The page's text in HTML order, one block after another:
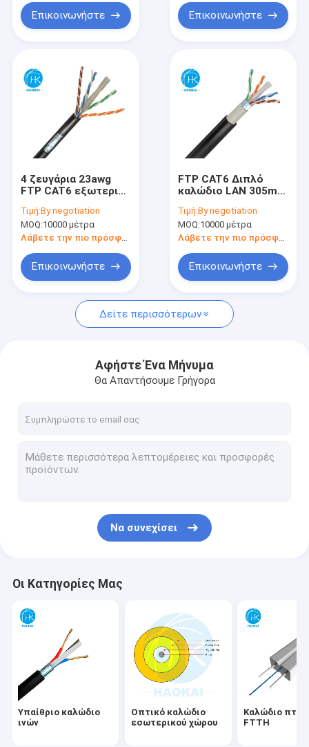
Προϊόντα
Σχετικά με εμάς
επαφή
Ζητήστε ένα απόσπασμα
Υπαίθριο καλώδιο ινών
Καλώδιο πτώσης FTTH
Διάταξη 1
Διάταξη οπτικών ινών
Τελικό κιβώτιο
Γρήγορος συνδετήρας ινών
Επικοινωνήστε Επικοινωνήστε
4 ζευγάρια 23awg
FTP CAT6 εξωτερικό
με ζελέ ή με ζελέ
Τιμή:By negotiation
MOQ:10000 μέτρα
Λάβετε την πιο πρόσφατη τιμή
Επικοινωνήστε
FTP CAT6 Διπλό
καλώδιο LAN 305m
Ethernet
Τιμή:By negotiation
MOQ:10000 μέτρα
Λάβετε την πιο πρόσφατη τιμή
Επικοινωνήστε
Δείτε περισσότερων
Αφήστε Ένα Μήνυμα
Θα Απαντήσουμε Γρήγορα
Να συνεχίσει
Οι Κατηγορίες Μας
Υπαίθριο καλώδιο
ινών
Οπτικό καλώδιο
εσωτερικού χώρου
Καλώδιο
FTTH